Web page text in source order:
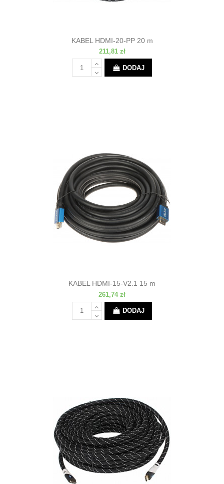
KABEL HDMI-20-PP 20 m
211,81 zł
DODAJ
KABEL HDMI-15-V2.1 15 m
261,74 zł
DODAJ